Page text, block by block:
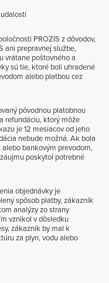
PROZIS z dôvodov,
ani prepravnej službe,
vrátane poštovného a
sú tie, ktoré boli uhradené
alebo platbou cez
pôvodnou platobnou
refundáciu, ktorý môže
je 12 mesiacov od jeho
nebude možná. Ak bola
bankovým prevodom,
poskytol potrebné
objednávky je
spôsob platby, zákazník
analýzy zo strany
vznikol v dôsledku
zákazník by mal k
za plyn, vodu alebo